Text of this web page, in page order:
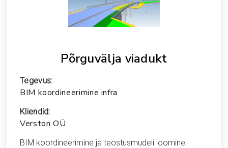
Põrguvälja viadukt
Tegevus:
BIM koordineerimine infra
Kliendid:
Verston OÜ
BIM koordineerimine ja teostusmudeli loomine.